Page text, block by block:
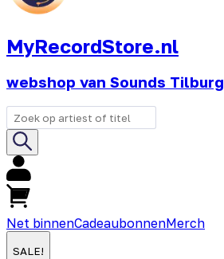
MyRecordStore.nl
webshop van Sounds Tilburg
Net binnenCadeaubonnenMerch
SALE!